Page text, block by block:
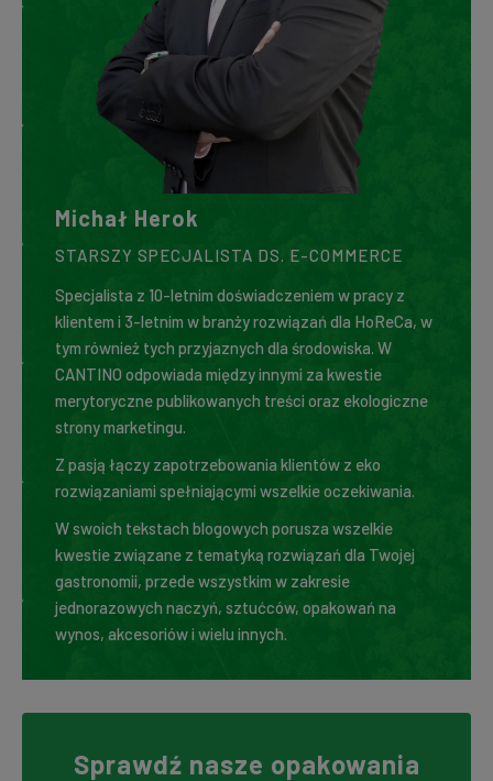
Michał Herok
STARSZY SPECJALISTA DS. E-COMMERCE
Specjalista z 10-letnim doświadczeniem w pracy z
klientem i 3-letnim w branży rozwiązań dla HoReCa, w
tym również tych przyjaznych dla środowiska. W
CANTINO odpowiada między innymi za kwestie
merytoryczne publikowanych treści oraz ekologiczne
strony marketingu.
Z pasją łączy zapotrzebowania klientów z eko
rozwiązaniami spełniającymi wszelkie oczekiwania.
W swoich tekstach blogowych porusza wszelkie
kwestie związane z tematyką rozwiązań dla Twojej
gastronomii, przede wszystkim w zakresie
jednorazowych naczyń, sztućców, opakowań na
wynos, akcesoriów i wielu innych.
Sprawdź nasze opakowania